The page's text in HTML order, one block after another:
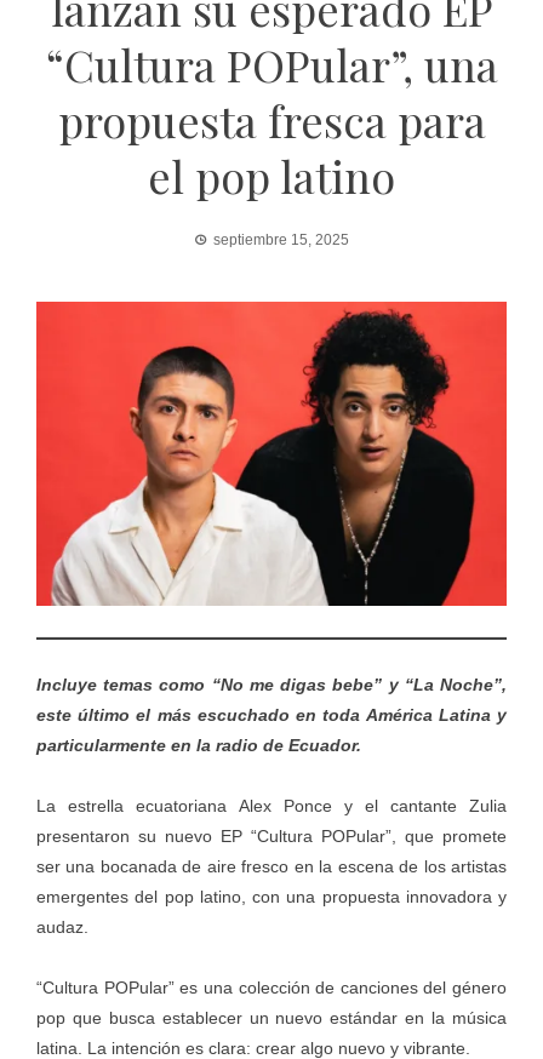
“Cultura POPular”, una
propuesta fresca para
el pop latino
septiembre 15, 2025
Incluye temas como “No me digas bebe” y “La Noche”,
este último el más escuchado en toda América Latina y
particularmente en la radio de Ecuador.
La estrella ecuatoriana Alex Ponce y el cantante Zulia
presentaron su nuevo EP “Cultura POPular”, que promete
ser una bocanada de aire fresco en la escena de los artistas
emergentes del pop latino, con una propuesta innovadora y
audaz.
“Cultura POPular” es una colección de canciones del género
pop que busca establecer un nuevo estándar en la música
latina. La intención es clara: crear algo nuevo y vibrante.